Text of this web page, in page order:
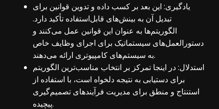
یادگیری: این بعد بر کسب داده و تدوین قوانین برای
تبدیل آن به بینش‌های قابل‌استفاده تأکید دارد.
الگوریتم‌ها به عنوان این قوانین عمل می‌کنند و
دستورالعمل‌های سیستماتیک برای اجرای وظایف خاص
به سیستم‌های کامپیوتری ارائه می‌دهند.
استدلال: در اینجا تمرکز بر انتخاب مناسب‌ترین الگوریتم
برای دستیابی به نتیجه دلخواه است، با استفاده از
استنتاج و منطق برای مدیریت فرآیندهای تصمیم‌گیری
پیچیده.